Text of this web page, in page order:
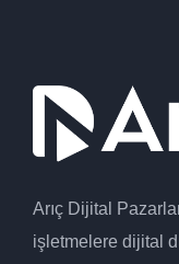
Arıç Dijital
işletmelere dijital